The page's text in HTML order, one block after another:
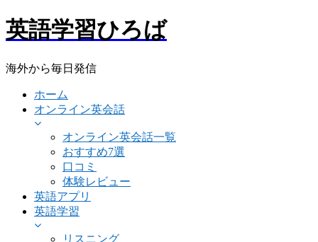
英語学習ひろば
海外から毎日発信
ホーム
オンライン英会話
オンライン英会話一覧
おすすめ7選
口コミ
体験レビュー
英語アプリ
英語学習
リスニング